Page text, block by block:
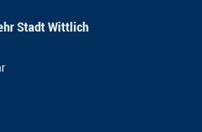
Stadt Wittlich